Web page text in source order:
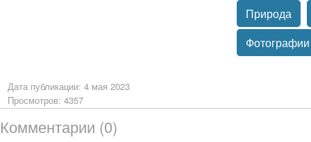
Природа
Фотографии
Дата публикации: 4 мая 2023
Просмотров: 4357
Комментарии (0)